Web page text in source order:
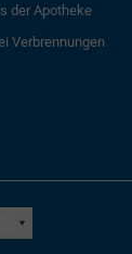
der Apotheke
Verbrennungen